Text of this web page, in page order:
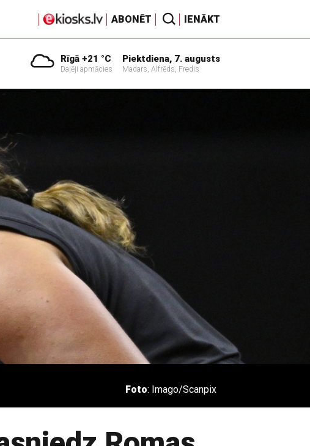
ABONĒT IENĀKT
Rīgā +21 °C
Daļēji apmācies
Piektdiena, 7. augusts
Madars, Alfrēds, Fredis
Foto: Imago/Scanpix